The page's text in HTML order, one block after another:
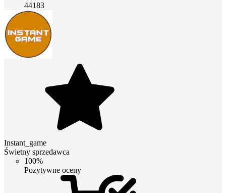
44183
Instant_game
Świetny sprzedawca
100%
Pozytywne oceny